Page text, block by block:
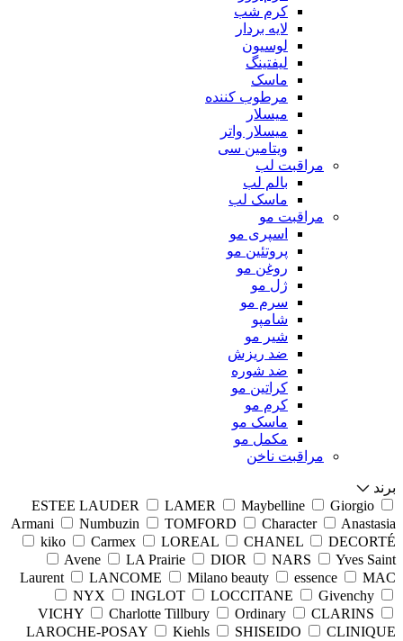
کرم شب
لایه بردار
لوسیون
لیفتینگ
ماسک
مرطوب کننده
میسلار
میسلار واتر
ویتامین سی
مراقبت لب
بالم لب
ماسک لب
مراقبت مو
اسپری مو
پروتئین مو
روغن مو
ژل مو
سرم مو
شامپو
شیر مو
ضد ریزش
ضد شوره
کراتین مو
کرم مو
ماسک مو
مکمل مو
مراقبت ناخن
برند
ESTEE LAUDER
LAMER Maybelline
Giorgio
Armani
Numbuzin TOMFORD Character
Anastasia
kiko
Carmex LOREAL CHANEL
DECORTÉ
Avene
LA Prairie DIOR NARS
Yves Saint
Laurent
LANCOME Milano beauty essence
MAC
NYX
INGLOT LOCCITANE
Givenchy
VICHY
Charlotte Tillbury Ordinary
CLARINS
LAROCHE-POSAY
Kiehls SHISEIDO
CLINIQUE